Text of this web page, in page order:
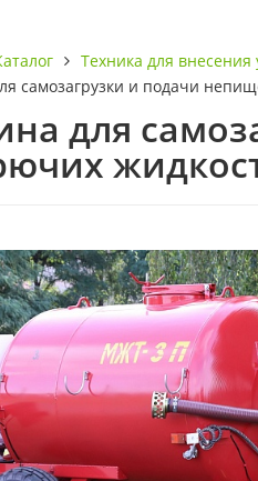
Техника для внесения
самозагрузки и подачи
для